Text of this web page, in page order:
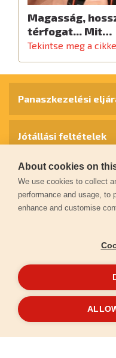
Magasság,
térfogat... Mit…
Tekintse meg a
© 2026
Panaszkezelési
Jótállási feltételek
Személyes adatok
Kapcsolat
Garancia
About cookies on
We use cookies to collect
performance and usage, to
enhance and customise